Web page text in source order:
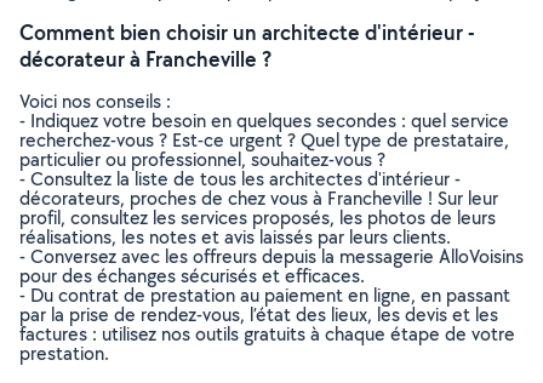
Comment bien choisir un architecte d'intérieur -
décorateur à Francheville ?
Voici nos conseils :
- Indiquez votre besoin en quelques secondes : quel service
recherchez-vous ? Est-ce urgent ? Quel type de prestataire,
particulier ou professionnel, souhaitez-vous ?
- Consultez la liste de tous les architectes d'intérieur -
décorateurs, proches de chez vous à Francheville ! Sur leur
profil, consultez les services proposés, les photos de leurs
réalisations, les notes et avis laissés par leurs clients.
- Conversez avec les offreurs depuis la messagerie AlloVoisins
pour des échanges sécurisés et efficaces.
- Du contrat de prestation au paiement en ligne, en passant
par la prise de rendez-vous, l’état des lieux, les devis et les
factures : utilisez nos outils gratuits à chaque étape de votre
prestation.